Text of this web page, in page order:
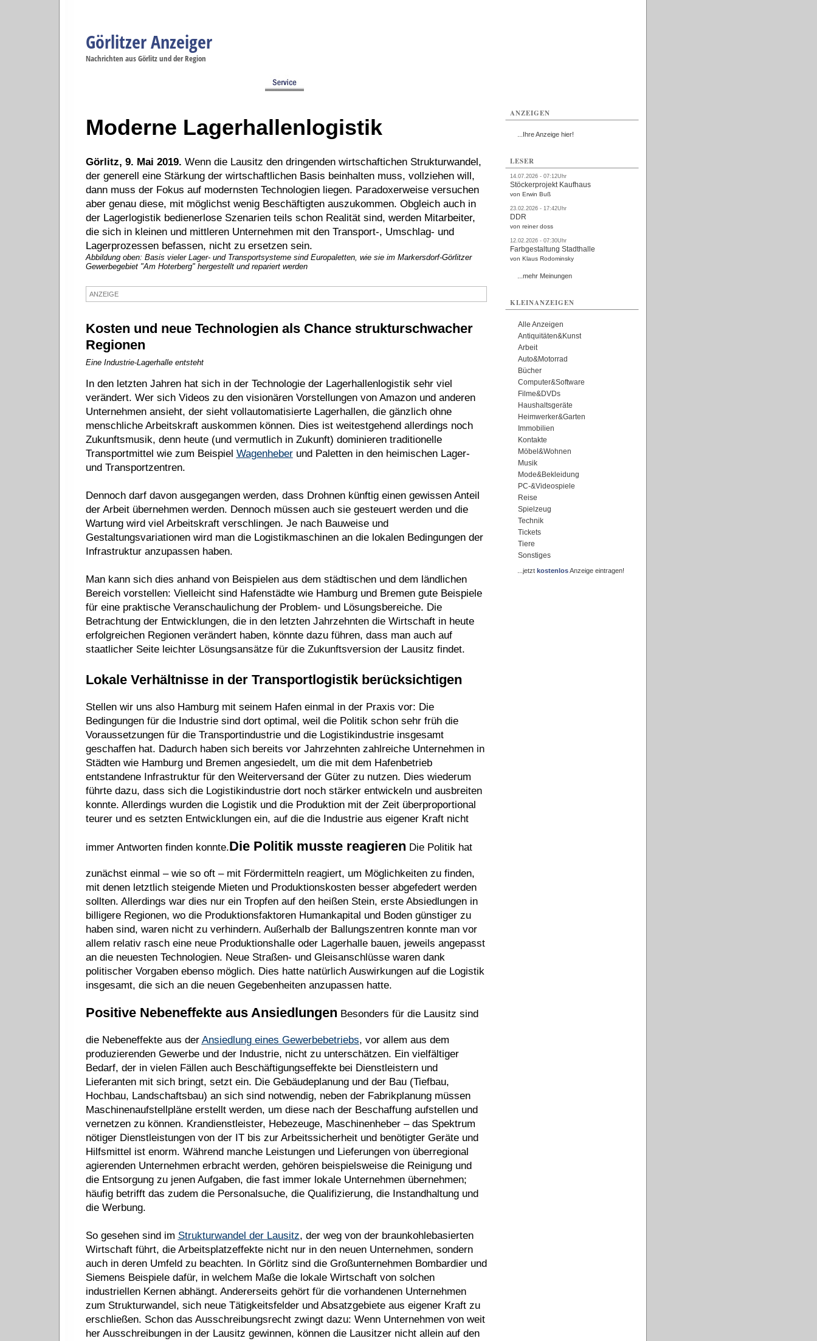
Görlitzer Anzeiger
Nachrichten aus Görlitz und der Region
Moderne Lagerhallenlogistik
Görlitz, 9. Mai 2019. Wenn die Lausitz den dringenden wirtschaftichen Strukturwandel,
der generell eine Stärkung der wirtschaftlichen Basis beinhalten muss, vollziehen will,
dann muss der Fokus auf modernsten Technologien liegen. Paradoxerweise versuchen
aber genau diese, mit möglichst wenig Beschäftigten auszukommen. Obgleich auch in
der Lagerlogistik bedienerlose Szenarien teils schon Realität sind, werden Mitarbeiter,
die sich in kleinen und mittleren Unternehmen mit den Transport-, Umschlag- und
Lagerprozessen befassen, nicht zu ersetzen sein.
Abbildung oben: Basis vieler Lager- und Transportsysteme sind Europaletten, wie sie im Markersdorf-Görlitzer
Gewerbegebiet "Am Hoterberg" hergestellt und repariert werden
ANZEIGE
Kosten und neue Technologien als Chance strukturschwacher
Regionen
Eine Industrie-Lagerhalle entsteht
In den letzten Jahren hat sich in der Technologie der Lagerhallenlogistik sehr viel
verändert. Wer sich Videos zu den visionären Vorstellungen von Amazon und anderen
Unternehmen ansieht, der sieht vollautomatisierte Lagerhallen, die gänzlich ohne
menschliche Arbeitskraft auskommen können. Dies ist weitestgehend allerdings noch
Zukunftsmusik, denn heute (und vermutlich in Zukunft) dominieren traditionelle
Transportmittel wie zum Beispiel Wagenheberund Paletten in den heimischen Lager-
und Transportzentren.
Dennoch darf davon ausgegangen werden, dass Drohnen künftig einen gewissen Anteil
der Arbeit übernehmen werden. Dennoch müssen auch sie gesteuert werden und die
Wartung wird viel Arbeitskraft verschlingen. Je nach Bauweise und
Gestaltungsvariationen wird man die Logistikmaschinen an die lokalen Bedingungen der
Infrastruktur anzupassen haben.
Man kann sich dies anhand von Beispielen aus dem städtischen und dem ländlichen
Bereich vorstellen: Vielleicht sind Hafenstädte wie Hamburg und Bremen gute Beispiele
für eine praktische Veranschaulichung der Problem- und Lösungsbereiche. Die
Betrachtung der Entwicklungen, die in den letzten Jahrzehnten die Wirtschaft in heute
erfolgreichen Regionen verändert haben, könnte dazu führen, dass man auch auf
staatlicher Seite leichter Lösungsansätze für die Zukunftsversion der Lausitz findet.
Lokale Verhältnisse in der Transportlogistik berücksichtigen
Stellen wir uns also Hamburg mit seinem Hafen einmal in der Praxis vor: Die
Bedingungen für die Industrie sind dort optimal, weil die Politik schon sehr früh die
Voraussetzungen für die Transportindustrie und die Logistikindustrie insgesamt
geschaffen hat. Dadurch haben sich bereits vor Jahrzehnten zahlreiche Unternehmen in
Städten wie Hamburg und Bremen angesiedelt, um die mit dem Hafenbetrieb
entstandene Infrastruktur für den Weiterversand der Güter zu nutzen. Dies wiederum
führte dazu, dass sich die Logistikindustrie dort noch stärker entwickeln und ausbreiten
konnte. Allerdings wurden die Logistik und die Produktion mit der Zeit überproportional
teurer und es setzten Entwicklungen ein, auf die die Industrie aus eigener Kraft nicht
immer Antworten finden konnte.Die Politik musste reagieren Die Politik hat
zunächst einmal – wie so oft – mit Fördermitteln reagiert, um Möglichkeiten zu finden,
mit denen letztlich steigende Mieten und Produktionskosten besser abgefedert werden
sollten. Allerdings war dies nur ein Tropfen auf den heißen Stein, erste Absiedlungen in
billigere Regionen, wo die Produktionsfaktoren Humankapital und Boden günstiger zu
haben sind, waren nicht zu verhindern. Außerhalb der Ballungszentren konnte man vor
allem relativ rasch eine neue Produktionshalle oder Lagerhalle bauen, jeweils angepasst
an die neuesten Technologien. Neue Straßen- und Gleisanschlüsse waren dank
politischer Vorgaben ebenso möglich. Dies hatte natürlich Auswirkungen auf die Logistik
insgesamt, die sich an die neuen Gegebenheiten anzupassen hatte.
Positive Nebeneffekte aus Ansiedlungen Besonders für die Lausitz sind
die Nebeneffekte aus der Ansiedlung eines Gewerbebetriebs, vor allem aus dem
produzierenden Gewerbe und der Industrie, nicht zu unterschätzen. Ein vielfältiger
Bedarf, der in vielen Fällen auch Beschäftigungseffekte bei Dienstleistern und
Lieferanten mit sich bringt, setzt ein. Die Gebäudeplanung und der Bau (Tiefbau,
Hochbau, Landschaftsbau) an sich sind notwendig, neben der Fabrikplanung müssen
Maschinenaufstellpläne erstellt werden, um diese nach der Beschaffung aufstellen und
vernetzen zu können. Krandienstleister, Hebezeuge, Maschinenheber – das Spektrum
nötiger Dienstleistungen von der IT bis zur Arbeitssicherheit und benötigter Geräte und
Hilfsmittel ist enorm. Während manche Leistungen und Lieferungen von überregional
agierenden Unternehmen erbracht werden, gehören beispielsweise die Reinigung und
die Entsorgung zu jenen Aufgaben, die fast immer lokale Unternehmen übernehmen;
häufig betrifft das zudem die Personalsuche, die Qualifizierung, die Instandhaltung und
die Werbung.
So gesehen sind im Strukturwandel der Lausitz, der weg von der braunkohlebasierten
Wirtschaft führt, die Arbeitsplatzeffekte nicht nur in den neuen Unternehmen, sondern
auch in deren Umfeld zu beachten. In Görlitz sind die Großunternehmen Bombardier und
Siemens Beispiele dafür, in welchem Maße die lokale Wirtschaft von solchen
industriellen Kernen abhängt. Andererseits gehört für die vorhandenen Unternehmen
zum Strukturwandel, sich neue Tätigkeitsfelder und Absatzgebiete aus eigener Kraft zu
erschließen. Schon das Ausschreibungsrecht zwingt dazu: Wenn Unternehmen von weit
her Ausschreibungen in der Lausitz gewinnen, können die Lausitzer nicht allein auf den
ANZEIGEN
...Ihre Anzeige hier!
LESER
14.07.2026 - 07:12Uhr
Stöckerprojekt Kaufhaus
von Erwin Buß
23.02.2026 - 17:42Uhr
DDR
von reiner doss
12.02.2026 - 07:30Uhr
Farbgestaltung Stadthalle
von Klaus Rodominsky
...mehr Meinungen
KLEINANZEIGEN
Alle Anzeigen
Antiquitäten&Kunst
Arbeit
Auto&Motorrad
Bücher
Computer&Software
Filme&DVDs
Haushaltsgeräte
Heimwerker&Garten
Immobilien
Kontakte
Möbel&Wohnen
Musik
Mode&Bekleidung
PC-&Videospiele
Reise
Spielzeug
Technik
Tickets
Tiere
Sonstiges
...jetzt kostenlosAnzeige eintragen!